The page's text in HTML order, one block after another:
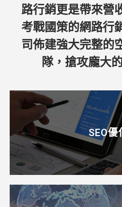
路行銷更是帶來營
考戰國策的網路行
司佈建強大完整的
隊，搶攻龐大
SEO優